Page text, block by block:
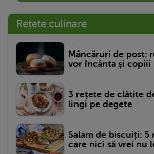
Rețete culinare
Mâncăruri de post:
vor încânta și copiii
3 rețete de clătite
lingi pe degete
Salam de biscuiți: 5
care nici să vrei nu